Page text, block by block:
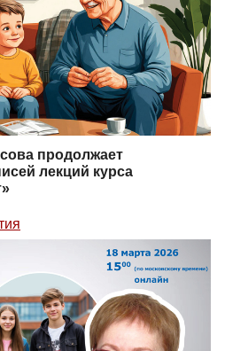
продолжает
лекций курса